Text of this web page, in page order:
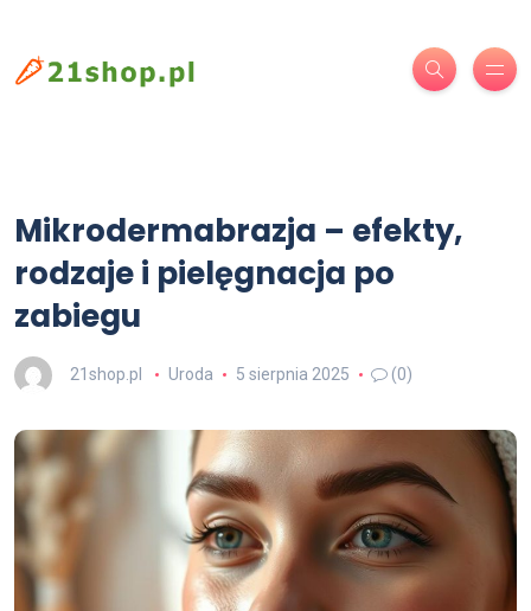
Mikrodermabrazja – efekty,
rodzaje i pielęgnacja po
zabiegu
21shop.pl Uroda 5 sierpnia 2025 (0)